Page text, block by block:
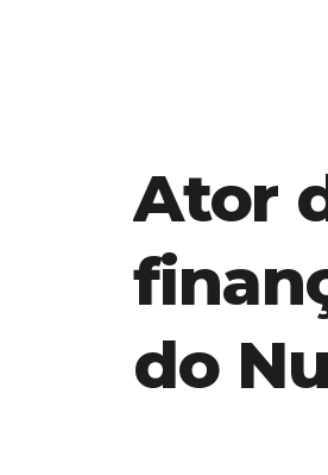
Ator
do